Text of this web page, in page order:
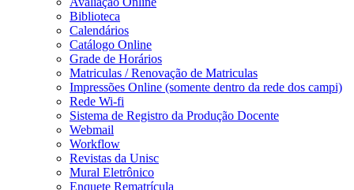
Biblioteca
Calendários
Catálogo Online
Grade de Horários
Matriculas / Renovação de Matriculas
Impressões Online (somente dentro da rede dos campi)
Rede Wi-fi
Sistema de Registro da Produção Docente
Webmail
Workflow
Revistas da Unisc
Mural Eletrônico
Enquete Rematrícula